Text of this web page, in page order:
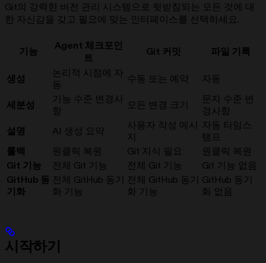
Git의 강력한 버전 관리 시스템으로 뒷받침되는 모든 것에 대
한 자신감을 갖고 필요에 맞는 인터페이스를 선택하세요.
기능
Agent 체크포인
트
Git 커밋 파일 기록
생성
논리적 시점에 자
동
수동 또는 예약 자동
세분성
기능 수준 변경사
항
모든 변경 크기
문자 수준 변
경사항
설명
AI 생성 요약
사용자 작성 메시
지
자동 타임스
탬프
롤백
원클릭 복원 Git 지식 필요
원클릭 복원
Git 기능
전체 Git 기능 전체 Git 기능
Git 기능 없음
GitHub 동
기화
전체 GitHub 동기
화 기능
전체 GitHub 동기
화 기능
GitHub 동기
화 없음
시작하기